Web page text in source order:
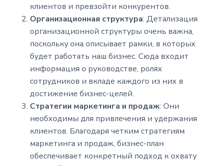
клиентов и превзойти конкурентов.
Организационная структура: Детализация
организационной структуры очень важна,
поскольку она описывает рамки, в которых
будет работать наш бизнес. Сюда входит
информация о руководстве, ролях
сотрудников и вкладе каждого из них в
достижение бизнес-целей.
Стратегии маркетинга и продаж: Они
необходимы для привлечения и удержания
клиентов. Благодаря четким стратегиям
маркетинга и продаж, бизнес-план
обеспечивает конкретный подход к охвату